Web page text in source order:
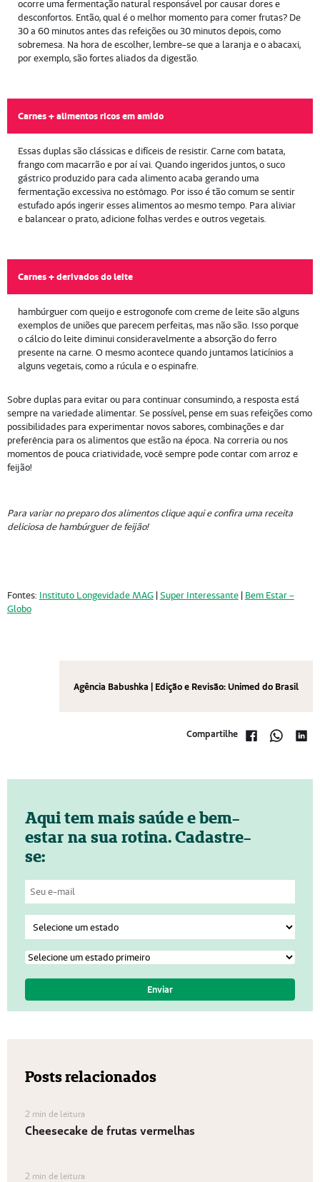
ocorre uma fermentação natural responsável por causar dores e
desconfortos. Então, qual é o melhor momento para comer frutas? De
30 a 60 minutos antes das refeições ou 30 minutos depois, como
sobremesa. Na hora de escolher, lembre-se que a laranja e o abacaxi,
por exemplo, são fortes aliados da digestão.
Carnes + alimentos ricos em amido
Essas duplas são clássicas e difíceis de resistir. Carne com batata,
frango com macarrão e por aí vai. Quando ingeridos juntos, o suco
gástrico produzido para cada alimento acaba gerando uma
fermentação excessiva no estômago. Por isso é tão comum se sentir
estufado após ingerir esses alimentos ao mesmo tempo. Para aliviar
e balancear o prato, adicione folhas verdes e outros vegetais.
Carnes + derivados do leite
hambúrguer com queijo e estrogonofe com creme de leite são alguns
exemplos de uniões que parecem perfeitas, mas não são. Isso porque
o cálcio do leite diminui consideravelmente a absorção do ferro
presente na carne. O mesmo acontece quando juntamos laticínios a
alguns vegetais, como a rúcula e o espinafre.
Sobre duplas para evitar ou para continuar consumindo, a resposta está
sempre na variedade alimentar. Se possível, pense em suas refeições como
possibilidades para experimentar novos sabores, combinações e dar
preferência para os alimentos que estão na época. Na correria ou nos
momentos de pouca criatividade, você sempre pode contar com arroz e
feijão!
Para variar no preparo dos alimentos clique aqui e confira uma receita
deliciosa dehambúrguer de feijão!
Fontes: Instituto Longevidade MAG|Super Interessante| Bem Estar –
Globo
Agência Babushka | Edição e Revisão: Unimed do Brasil
Compartilhe
Aqui tem mais saúde e bem-
estar na sua rotina. Cadastre-
se:
Posts relacionados
2 min de leitura
Cheesecake de frutas vermelhas
2 min de leitura